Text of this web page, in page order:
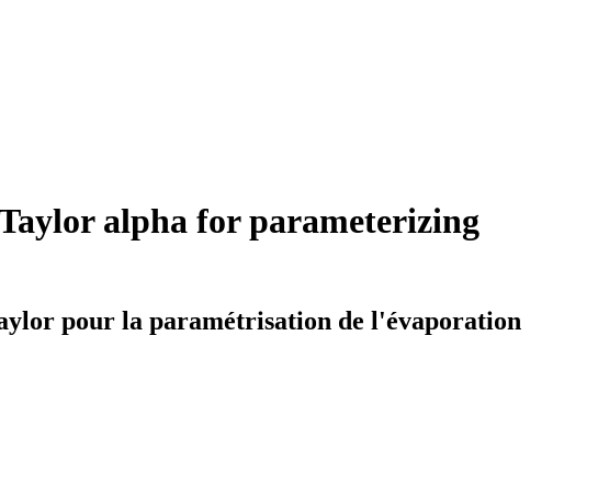
alpha for parameterizing
pour la paramétrisation de l'évaporation